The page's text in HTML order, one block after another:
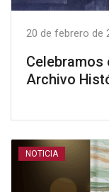
20 de febrero de
Celebramos
Archivo
NOTICIA